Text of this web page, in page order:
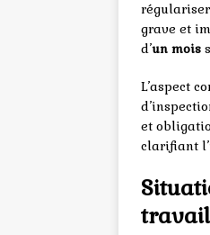
grave et
d’un mois
L’aspect
et
clarifiant
travail